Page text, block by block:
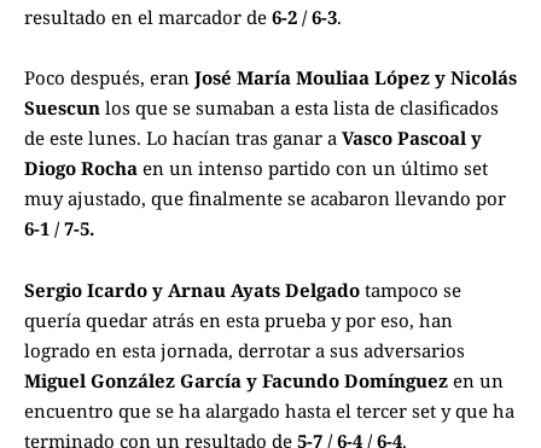
resultado en el marcador de 6-2 / 6-3.
Poco después, eran José María Mouliaa López y Nicolás
Suescun los que se sumaban a esta lista de clasificados
de este lunes. Lo hacían tras ganar a Vasco Pascoal y
Diogo Rocha en un intenso partido con un último set
muy ajustado, que finalmente se acabaron llevando por
6-1 / 7-5.
Sergio Icardo y Arnau Ayats Delgado tampoco se
quería quedar atrás en esta prueba y por eso, han
logrado en esta jornada, derrotar a sus adversarios
Miguel González García y Facundo Domínguez en un
encuentro que se ha alargado hasta el tercer set y que ha
terminado con un resultado de 5-7 / 6-4 / 6-4.